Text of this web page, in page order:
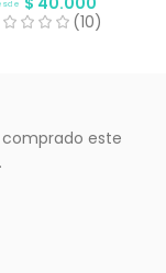
(10)
comprado este